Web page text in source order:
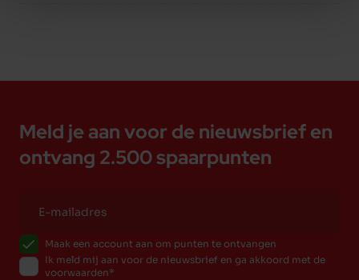
Meld je aan voor de nieuwsbrief en
ontvang 2.500 spaarpunten
Maak een account aan om punten te ontvangen
Ik meld mij aan voor de nieuwsbrief en ga akkoord met de
voorwaarden